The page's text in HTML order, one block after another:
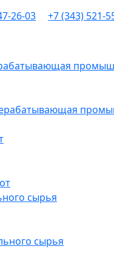
сырья
26-03 +7 (343) 521-
сырья